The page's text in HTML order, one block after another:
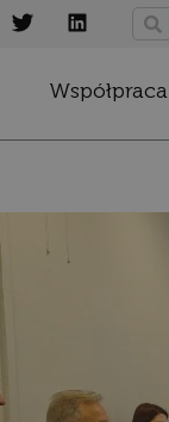
Współpraca